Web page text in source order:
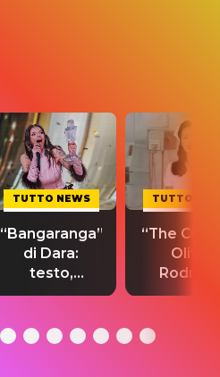
TUTTO NEWS
“Bangaranga”
di Dara:
testo,
traduzione e
del singolo
TUTTO
“The
Olivia
testo,